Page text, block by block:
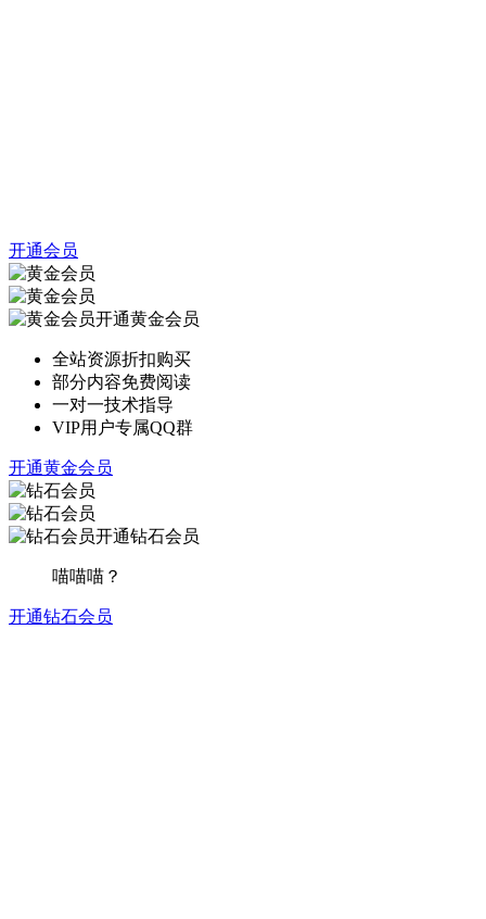
开通会员
开通黄金会员
全站资源折扣购买
部分内容免费阅读
一对一技术指导
VIP用户专属QQ群
开通黄金会员
开通钻石会员
喵喵喵？
开通钻石会员